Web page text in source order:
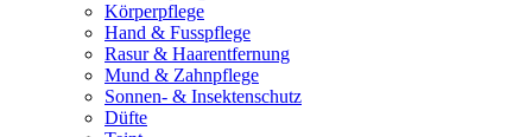
Körperpflege
Hand & Fusspflege
Rasur & Haarentfernung
Mund & Zahnpflege
Sonnen- & Insektenschutz
Düfte